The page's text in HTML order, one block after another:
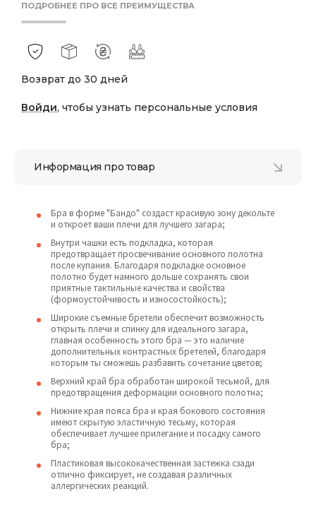
ПОДРОБНЕЕ ПРО ВСЕ ПРЕИМУЩЕСТВА
Возврат до 30 дней
Войди, чтобы узнать персональные условия
Информация про товар
Бра в форме "Бандо" создаст красивую зону декольте
и откроет ваши плечи для лучшего загара;
Внутри чашки есть подкладка, которая
предотвращает просвечивание основного полотна
после купания. Благодаря подкладке основное
полотно будет намного дольше сохранять свои
приятные тактильные качества и свойства
(формоустойчивость и износостойкость);
Широкие съемные бретели обеспечит возможность
открыть плечи и спинку для идеального загара,
главная особенность этого бра — это наличие
дополнительных контрастных бретелей, благодаря
которым ты сможешь разбавить сочетание цветов;
Верхний край бра обработан широкой тесьмой, для
предотвращения деформации основного полотна;
Нижние края пояса бра и края бокового состояния
имеют скрытую эластичную тесьму, которая
обеспечивает лучшее прилегание и посадку самого
бра;
Пластиковая высококачественная застежка сзади
отлично фиксирует, не создавая различных
аллергических реакций.